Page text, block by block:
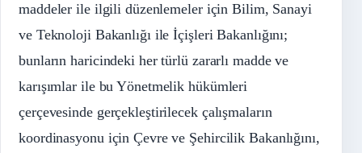
maddeler ile ilgili düzenlemeler için Bilim, Sanayi
ve Teknoloji Bakanlığı ile İçişleri Bakanlığını;
bunların haricindeki her türlü zararlı madde ve
karışımlar ile bu Yönetmelik hükümleri
çerçevesinde gerçekleştirilecek çalışmaların
koordinasyonu için Çevre ve Şehircilik Bakanlığını,